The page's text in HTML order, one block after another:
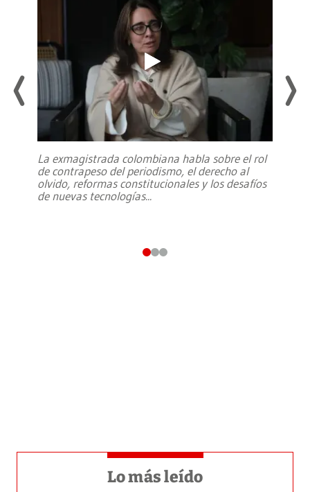
La exmagistrada colombiana habla sobre el rol
de contrapeso del periodismo, el derecho al
olvido, reformas constitucionales y los desafíos
de nuevas tecnologías...
Lo más leído